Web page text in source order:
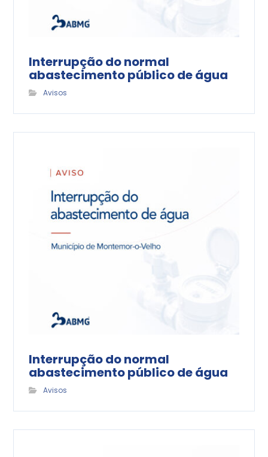
Interrupção do normal
abastecimento público de água
Avisos
Interrupção do normal
abastecimento público de água
Avisos